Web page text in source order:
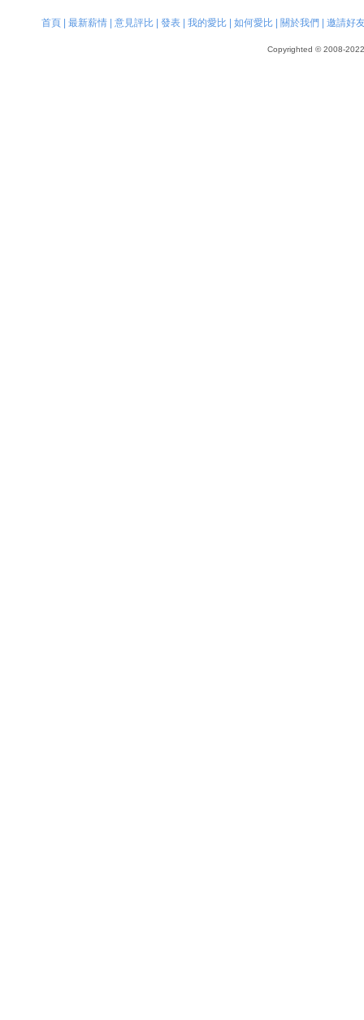
首頁| 最新薪情| 意見評比| 發表| 我的愛比| 如何愛比| 關於我們 邀請好
Copyrighted © 2008-